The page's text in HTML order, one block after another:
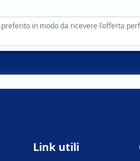
Link utili